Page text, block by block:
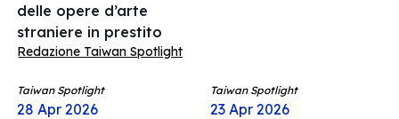
delle opere d’arte
straniere in prestito
Redazione Taiwan Spotlight
Taiwan Spotlight
28 Apr 2026
Taiwan Spotlight
23 Apr 2026